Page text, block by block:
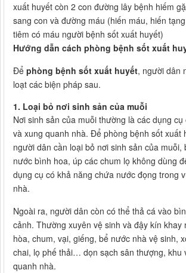
xuất huyết còn 2 con đường lây bệnh hiếm
sang con và đường máu (hiến máu, hiến
tiêm có máu người bệnh sốt xuất huyết)
Hướng dẫn cách phòng bệnh sốt xuất
Để phòng bệnh sốt xuất huyết, người dân
loạt các biện pháp sau.
1. Loại bỏ nơi sinh sản của muỗi
Nơi sinh sản của muỗi thường là các dụng
và xung quanh nhà. Để phòng bệnh sốt xuất
người dân cần loại bỏ nơi sinh sản của muỗi,
nước bình hoa, úp các chum lọ không dùng
dụng cụ có khả năng chứa nước đọng trong
nhà.
Ngoài ra, người dân còn có thể thả cá vào
cảnh. Thường xuyên vệ sinh và đậy kín khay
hòa, chum, vại, giếng, bể nước nhà vệ sinh,
chai, lọ phế thải… dọn sạch sân thượng, khu
quanh nhà.